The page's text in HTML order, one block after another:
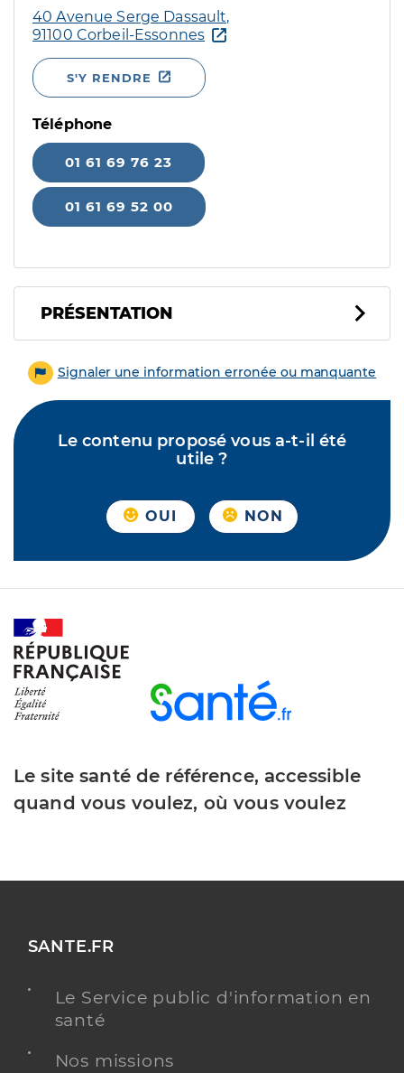
40 Avenue Serge Dassault,
91100 Corbeil-Essonnes
S'Y RENDRE
Téléphone
01 61 69 76 23
01 61 69 52 00
PRÉSENTATION
Signaler une information erronée ou manquante
Le contenu proposé vous a-t-il été
utile ?
OUI NON
Le site santé de référence, accessible
quand vous voulez, où vous voulez
SANTE.FR
Le Service public d'information en
santé
Nos missions